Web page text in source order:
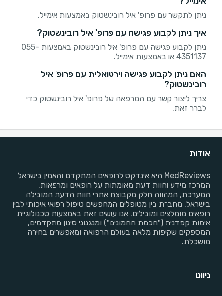
ניתן לתקשר עם פרופ' איל רובינשטוק באמצעות אימייל.
איך ניתן לקבוע פגישה עם פרופ' איל רובינשטוק?
ניתן לקבוע פגישה עם פרופ' איל רובינשטוק באמצעות 055-
4351137 או באמצעות אימייל.
האם ניתן לקבוע פגישה וירטואלית עם פרופ' איל
רובינשטוק?
צריך ליצור קשר עם המרפאה של פרופ' איל רובינשטוק כדי
לברר זאת.
אודות
MedReviews היא אינדקס לרופאים המתקדם והאמין בישראל
המרכז מידע וחוות דעת מאומתות על רופאים ומרפאות.
המערכת, המהווה חלק מקבוצת אתרי חוות הדעת המובילה
בישראל, מחברת בין מטופלים המחפשים טיפול רפואי איכותי לבין
רופאים מומלצים ומובילים. אנו עושים זאת באמצעות טכנולוגיית
אימות קפדנית ("חכמת ההמונים") ומנגנוני סינון מתקדמים,
המספקים שקיפות מלאה בעולם הרפואה ומאפשרים בחירה
מושכלת.
ניווט